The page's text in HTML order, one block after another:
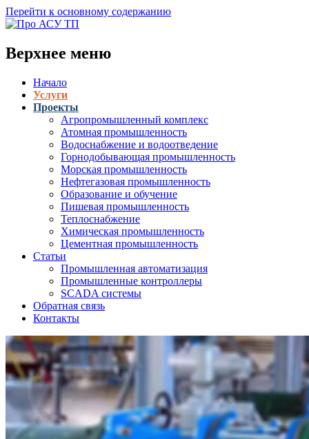
Перейти к основному содержанию
Верхнее меню
Начало
Услуги
Проекты
Агропромышленный комплекс
Атомная промышленность
Водоснабжение и водоотведение
Горнодобывающая промышленность
Морская промышленность
Нефтегазовая промышленность
Образование и обучение
Пишевая промышленность
Теплоснабжение
Химическая промышленность
Цементная промышленность
Статьи
Промышленная автоматизация
Промышленные контроллеры
SCADA системы
Обратная связь
Контакты